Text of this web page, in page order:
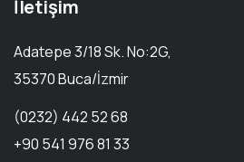
İletişim
Adatepe 3/18 Sk. No:2G,
35370 Buca/İzmir
(0232) 442 52 68
+90 541 976 81 33